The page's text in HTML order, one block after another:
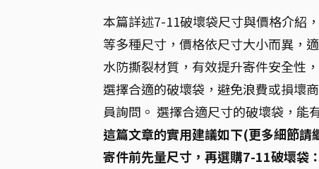
本篇詳述7-11破壞袋尺寸與價格介紹
等多種尺寸，價格依尺寸大小而異，
水防撕裂材質，有效提升寄件安全性
選擇合適的破壞袋，避免浪費或損壞
員詢問。 選擇合適尺寸的破壞袋，能
這篇文章的實用建議如下(更多細節請
寄件前先量尺寸，再選購7-11破壞袋：